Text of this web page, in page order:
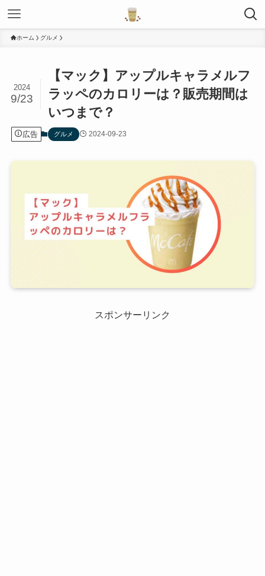
ホーム グルメ
【マック】アップルキャラメルフ
ラッペのカロリーは？販売期間は
いつまで？
2024
9/23
広告 グルメ 2024-09-23
スポンサーリンク